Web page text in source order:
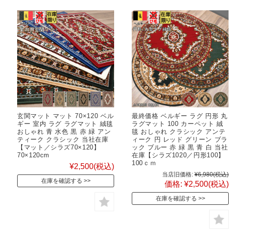
玄関マット マット 70×120 ベル
ギー 室内 ラグ ラグマット 絨毯
おしゃれ 青 水色 黒 赤 緑 アン
ティーク クラシック 当社在庫
【マット／シラズ70×120】
70×120cm
¥2,500(税込)
在庫を確認する
最終価格 ベルギー ラグ 円形 丸
ラグマット 100 カーペット 絨
毯 おしゃれ クラシック アンテ
ィーク 円 レッド グリーン ブラ
ック ブルー 赤 緑 黒 青 白 当社
在庫【シラズ1020／円形100】
100ｃｍ
当店旧価格: ¥6,980(税込)
価格: ¥2,500(税込)
在庫を確認する